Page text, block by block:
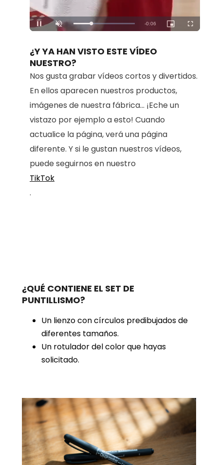
Unmute Loaded:
100.00%
¿Y YA HAN VISTO ESTE VÍDEO
NUESTRO?
Nos gusta grabar vídeos cortos y divertidos.
En ellos aparecen nuestros productos,
imágenes de nuestra fábrica... ¡Eche un
vistazo por ejemplo a esto! Cuando
actualice la página, verá una página
diferente. Y si le gustan nuestros vídeos,
puede seguirnos en nuestro
TikTok
.
¿QUÉ CONTIENE EL SET DE
PUNTILLISMO?
Un lienzo con círculos predibujados de
diferentes tamaños.
Un rotulador del color que hayas
solicitado.